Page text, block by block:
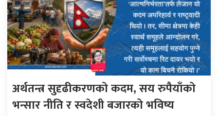
अर्थतन्त्र सुदृढीकरणको कदम, सय रुपैयाँको
भन्सार नीति र स्वदेशी बजारको भविष्य